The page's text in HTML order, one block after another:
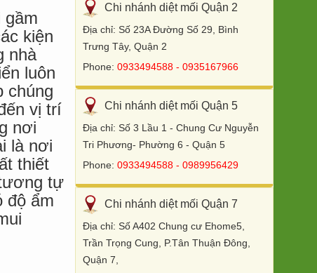
gầm
kiện
nhà
luôn
chúng
vị trí
nơi
là nơi
thiết
tự
độ ẩm
Chi nhánh diệt mối Quận 2
Địa chỉ: Số 23A Đường Số 29, Bình
Trưng Tây, Quận 2
Phone:0933494588 - 0935167966
Chi nhánh diệt mối Quận 5
Địa chỉ: Số 3 Lầu 1 - Chung Cư Nguyễn
Tri Phương- Phường 6 - Quận 5
Phone:0933494588 - 0989956429
Chi nhánh diệt mối Quận 7
Địa chỉ: Số A402 Chung cư Ehome5,
Trần Trọng Cung, P.Tân Thuận Đông,
Quận 7,